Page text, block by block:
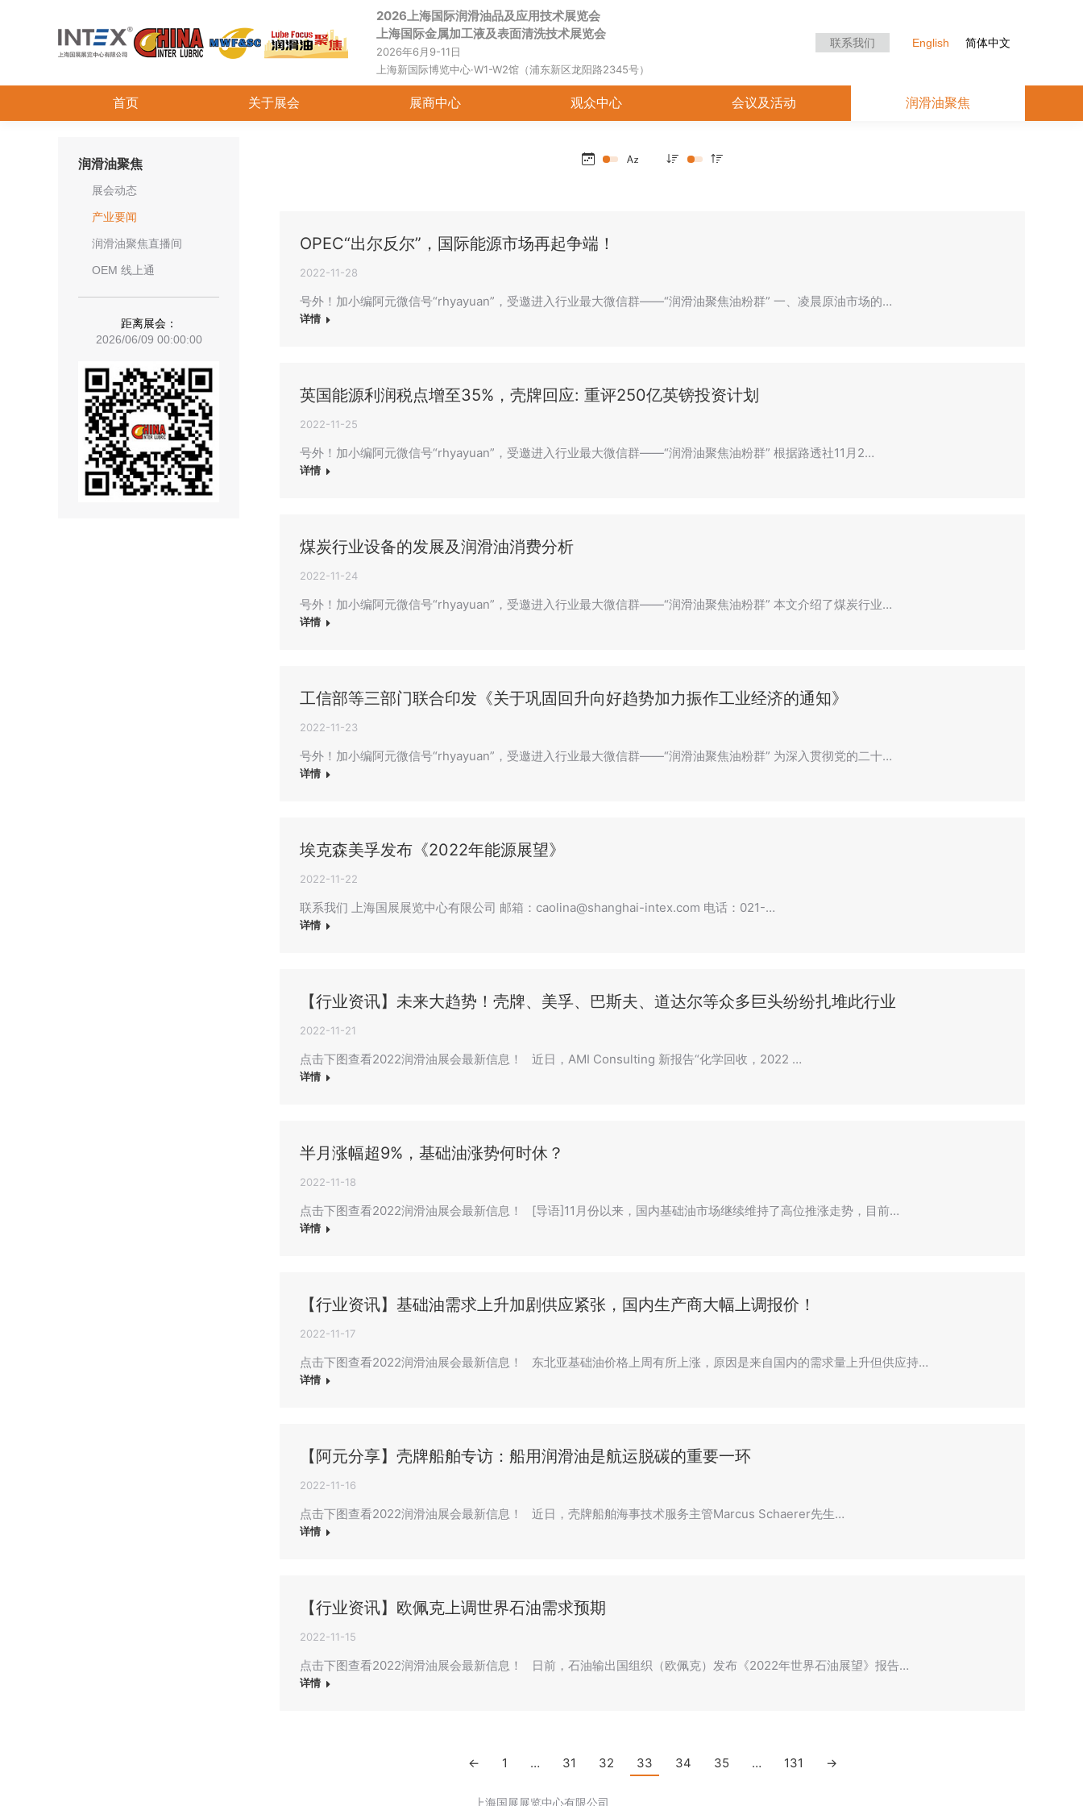
2026上海国际润滑油品及应用技术展览会
上海国际金属加工液及表面清洗技术展览会
2026年6月9-11日
上海新国际博览中心·W1-W2馆（浦东新区龙阳路2345号）
联系我们 English 简体中文
首页 关于展会 展商中心 观众中心 会议及活动 润滑油聚焦
OPEC“出尔反尔”，国际能源市场再起争端！
2022-11-28
号外！加小编阿元微信号“rhyayuan”，受邀进入行业最大微信群——“润滑油聚焦油粉群” 一、凌晨原油市场的…
详情
英国能源利润税点增至35%，壳牌回应: 重评250亿英镑投资计划
2022-11-25
号外！加小编阿元微信号“rhyayuan”，受邀进入行业最大微信群——“润滑油聚焦油粉群” 根据路透社11月2…
详情
煤炭行业设备的发展及润滑油消费分析
2022-11-24
号外！加小编阿元微信号“rhyayuan”，受邀进入行业最大微信群——“润滑油聚焦油粉群” 本文介绍了煤炭行业…
详情
工信部等三部门联合印发《关于巩固回升向好趋势加力振作工业经济的通知》
2022-11-23
号外！加小编阿元微信号“rhyayuan”，受邀进入行业最大微信群——“润滑油聚焦油粉群” 为深入贯彻党的二十…
详情
埃克森美孚发布《2022年能源展望》
2022-11-22
联系我们 上海国展展览中心有限公司 邮箱：caolina@shanghai-intex.com 电话：021-…
详情
【行业资讯】未来大趋势！壳牌、美孚、巴斯夫、道达尔等众多巨头纷纷扎堆此行业
2022-11-21
点击下图查看2022润滑油展会最新信息！ 近日，AMI Consulting 新报告“化学回收，2022 …
详情
半月涨幅超9%，基础油涨势何时休？
2022-11-18
点击下图查看2022润滑油展会最新信息！ [导语]11月份以来，国内基础油市场继续维持了高位推涨走势，目前…
详情
【行业资讯】基础油需求上升加剧供应紧张，国内生产商大幅上调报价！
2022-11-17
点击下图查看2022润滑油展会最新信息！ 东北亚基础油价格上周有所上涨，原因是来自国内的需求量上升但供应持…
详情
【阿元分享】壳牌船舶专访：船用润滑油是航运脱碳的重要一环
2022-11-16
点击下图查看2022润滑油展会最新信息！ 近日，壳牌船舶海事技术服务主管Marcus Schaerer先生…
详情
【行业资讯】欧佩克上调世界石油需求预期
2022-11-15
点击下图查看2022润滑油展会最新信息！ 日前，石油输出国组织（欧佩克）发布《2022年世界石油展望》报告…
详情
← 1 … 31 32 33 34 35 … 131 →
润滑油聚焦
展会动态
产业要闻
润滑油聚焦直播间
OEM 线上通
距离展会：
2026/06/09 00:00:00
上海国展展览中心有限公司
首页 关于展会 展商中心